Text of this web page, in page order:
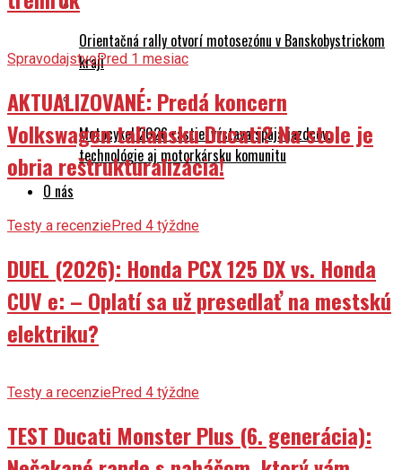
kraji
Motocykel 2026 rastie: výstava spája jazdcov,
technológie aj motorkársku komunitu
O nás
SpravodajstvoPred 1 mesiac
AKTUALIZOVANÉ: Predá koncern
Volkswagen taliansku Ducati? Na stole je
obria reštrukturalizácia!
CUV e: – Oplatí sa už presedlať na mestskú
elektriku?
Nečakané rande s naháčom, ktorý vám